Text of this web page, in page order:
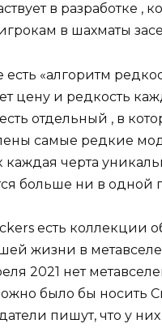
в разработке ,
в шахматы
есть «алгоритм
цену и редкость
отдельный , в
самые редкие
каждая черта
больше ни в одной
есть коллекции
жизни в
2021 нет
было бы носить
пишут, что у